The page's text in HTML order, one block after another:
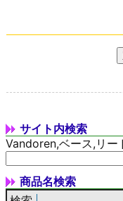
サイト内検索
Vandoren,ベース,リー
商品名検索